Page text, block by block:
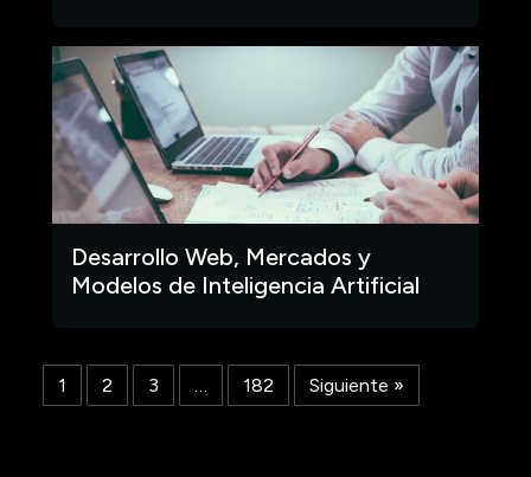
Desarrollo Web, Mercados y
Modelos de Inteligencia Artificial
1 2 3 … 182 Siguiente »